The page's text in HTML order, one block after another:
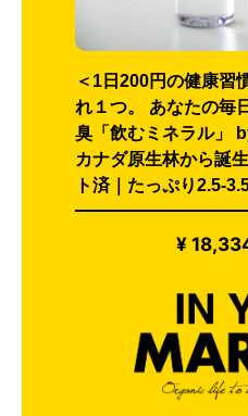
＜1日200円の健康習
れ１つ。 あなたの毎
臭「飲むミネラル」
カナダ原生林から誕
ト済｜たっぷり2.5-
¥